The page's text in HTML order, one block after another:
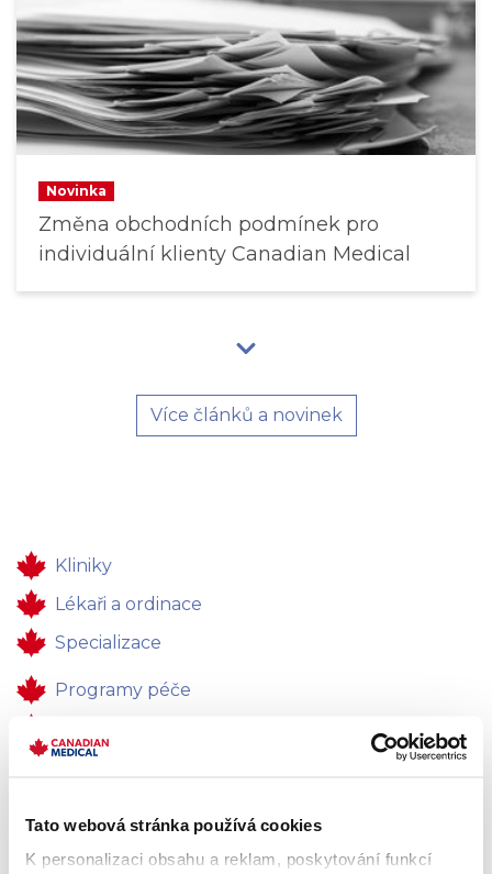
Tato webová stránka používá cookies
K personalizaci obsahu a reklam, poskytování funkcí
Novinka
Změna obchodních podmínek pro
individuální klienty Canadian Medical
Více článků a novinek
Kliniky
Lékaři a ordinace
Specializace
Programy péče
Kontakty
Zpětná vazba